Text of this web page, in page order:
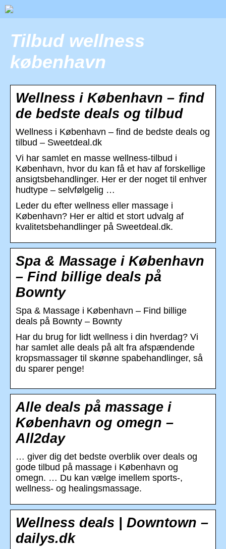
Tilbud wellness
københavn
Wellness i København – find
de bedste deals og tilbud
Wellness i København – find de bedste deals og
tilbud – Sweetdeal.dk
Vi har samlet en masse wellness-tilbud i
København, hvor du kan få et hav af forskellige
ansigtsbehandlinger. Her er der noget til enhver
hudtype – selvfølgelig …
Leder du efter wellness eller massage i
København? Her er altid et stort udvalg af
kvalitetsbehandlinger på Sweetdeal.dk.
Spa & Massage i København
– Find billige deals på
Bownty
Spa & Massage i København – Find billige
deals på Bownty – Bownty
Har du brug for lidt wellness i din hverdag? Vi
har samlet alle deals på alt fra afspændende
kropsmassager til skønne spabehandlinger, så
du sparer penge!
Alle deals på massage i
København og omegn –
All2day
… giver dig det bedste overblik over deals og
gode tilbud på massage i København og
omegn. … Du kan vælge imellem sports-,
wellness- og healingsmassage.
Wellness deals | Downtown –
dailys.dk